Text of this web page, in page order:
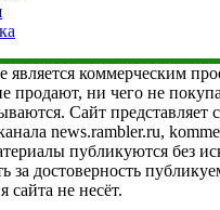
является коммерческим
продают, ни чего не
Сайт представляет
news.rambler.ru,
публикуются без
за достоверность
не несёт.